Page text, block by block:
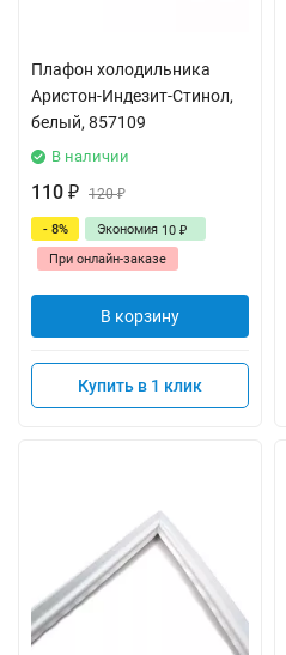
Плафон холодильника
Аристон-Индезит-Стинол,
белый, 857109
В наличии
110 ₽ 120₽
- 8% Экономия 10 ₽
При онлайн-заказе
В корзину
Купить в 1 клик